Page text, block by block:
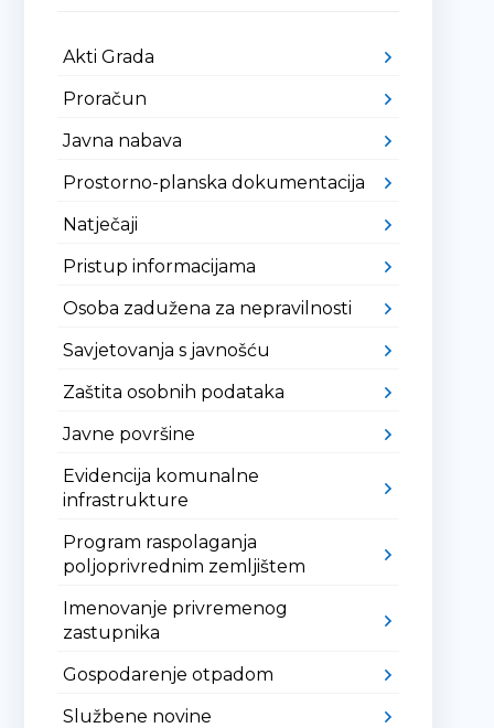
Akti Grada
Proračun
Javna nabava
Prostorno-planska dokumentacija
Natječaji
Pristup informacijama
Osoba zadužena za nepravilnosti
Savjetovanja s javnošću
Zaštita osobnih podataka
Javne površine
Evidencija komunalne
infrastrukture
Program raspolaganja
poljoprivrednim zemljištem
Imenovanje privremenog
zastupnika
Gospodarenje otpadom
Službene novine